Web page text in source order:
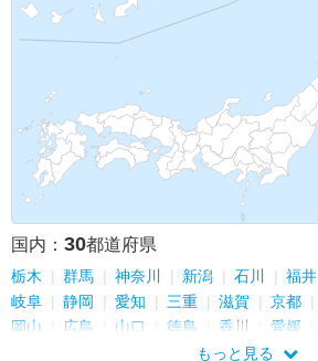
国内： 30都道府県
栃木 群馬 神奈川 新潟 石川 福井
岐阜
静岡 愛知 三重 滋賀 京都
岡山
広島 山口 徳島 香川 愛媛
鹿児島もっと見る